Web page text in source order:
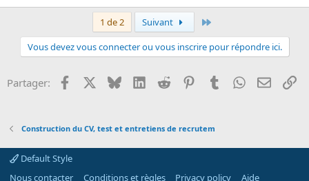
1 de 2 Suivant
Vous devez vous connecter ou vous inscrire pour répondre ici.
Partager: Facebook BlueskyLinkedInReddit PinterestTumblrWhatsApp
Email
Construction du CV, test et entretiens de recrutem
Default Style
Nous contacter
Conditions et règles Privacy policy Aide